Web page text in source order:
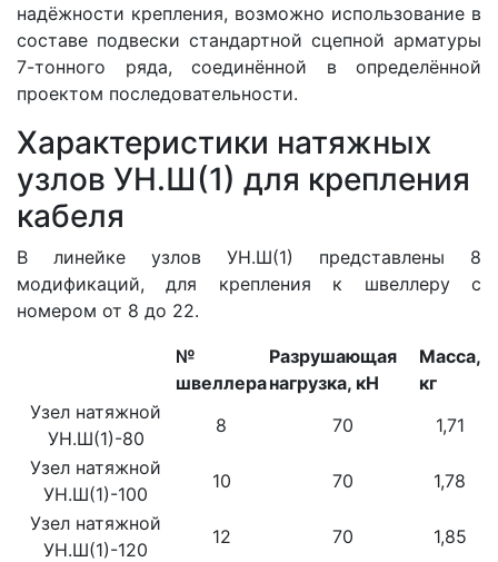
надёжности крепления, возможно использование в
составе подвески стандартной сцепной арматуры
7-тонного ряда, соединённой в определённой
проектом последовательности.
Характеристики натяжных
узлов УН.Ш(1) для крепления
кабеля
В линейке узлов УН.Ш(1) представлены 8
модификаций, для крепления к швеллеру с
номером от 8 до 22.
№
швеллера
Разрушающая
нагрузка, кН
Масса,
кг
Узел натяжной
УН.Ш(1)-80
8 70
1,71
Узел натяжной
УН.Ш(1)-100
10 70
1,78
Узел натяжной
УН.Ш(1)-120
12 70
1,85